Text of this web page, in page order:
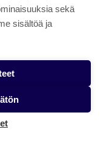
sekä
sisältöä ja